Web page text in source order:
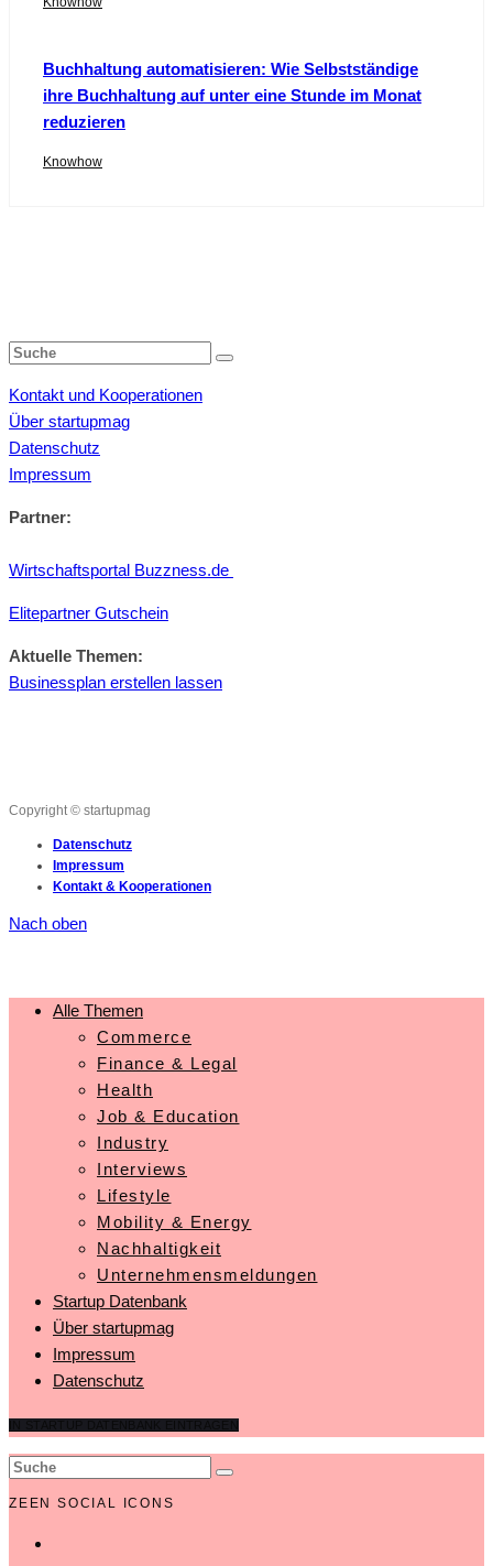
Buchhaltung automatisieren: Wie Selbstständige
ihre Buchhaltung auf unter eine Stunde im Monat
reduzieren
Knowhow
Kontakt und Kooperationen
Über startupmag
Datenschutz
Impressum
Partner:
Wirtschaftsportal Buzzness.de
Elitepartner Gutschein
Aktuelle Themen:
Businessplan erstellen lassen
Copyright © startupmag
Datenschutz
Impressum
Kontakt & Kooperationen
Nach oben
Alle Themen
Commerce
Finance & Legal
Health
Job & Education
Industry
Interviews
Lifestyle
Mobility & Energy
Nachhaltigkeit
Unternehmensmeldungen
Startup Datenbank
Über startupmag
Impressum
Datenschutz
ZEEN SOCIAL ICONS